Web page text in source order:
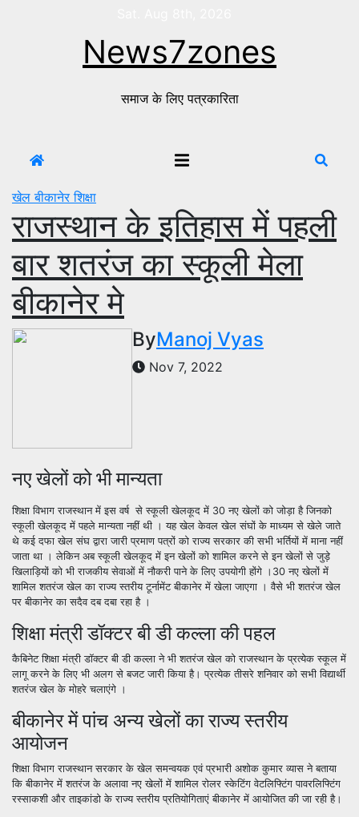
News7zones
समाज के लिए पत्रकारिता
खेलबीकानेरशिक्षा
राजस्थान के इतिहास में पहली
बार शतरंज का स्कूली मेला
बीकानेर मे
ByManoj Vyas
Nov 7, 2022
नए खेलों को भी मान्यता
शिक्षा विभाग राजस्थान में इस वर्ष से स्कूली खेलकूद में 30 नए खेलों को जोड़ा है जिनको
स्कूली खेलकूद में पहले मान्यता नहीं थी । यह खेल केवल खेल संघों के माध्यम से खेले जाते
थे कई दफा खेल संघ द्वारा जारी प्रमाण पत्रों को राज्य सरकार की सभी भर्तियों में माना नहीं
जाता था । लेकिन अब स्कूली खेलकूद में इन खेलों को शामिल करने से इन खेलों से जुड़े
खिलाड़ियों को भी राजकीय सेवाओं में नौकरी पाने के लिए उपयोगी होंगे ।30 नए खेलों में
शामिल शतरंज खेल का राज्य स्तरीय टूर्नामेंट बीकानेर में खेला जाएगा । वैसे भी शतरंज खेल
पर बीकानेर का सदैव दब दबा रहा है ।
शिक्षा मंत्री डॉक्टर बी डी कल्ला की पहल
कैबिनेट शिक्षा मंत्री डॉक्टर बी डी कल्ला ने भी शतरंज खेल को राजस्थान के प्रत्येक स्कूल में
लागू करने के लिए भी अलग से बजट जारी किया है। प्रत्येक तीसरे शनिवार को सभी विद्यार्थी
शतरंज खेल के मोहरे चलाएंगे ।
बीकानेर में पांच अन्य खेलों का राज्य स्तरीय
आयोजन
शिक्षा विभाग राजस्थान सरकार के खेल समन्वयक एवं प्रभारी अशोक कुमार व्यास ने बताया
कि बीकानेर में शतरंज के अलावा नए खेलों में शामिल रोलर स्केटिंग वेटलिफ्टिंग पावरलिफ्टिंग
रस्साकशी और ताइकांडो के राज्य स्तरीय प्रतियोगिताएं बीकानेर में आयोजित की जा रही है।